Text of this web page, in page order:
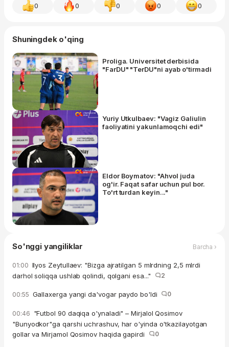
0 0 0 0 0
Shuningdek o'qing
Proliga. Universitet derbisida
"FarDU" "TerDU"ni ayab o'tirmadi
Yuriy Utkulbaev: "Vagiz Galiulin
faoliyatini yakunlamoqchi edi"
Eldor Boymatov: "Ahvol juda
og'ir. Faqat safar uchun pul bor.
To'rt turdan keyin..."
So'nggi yangiliklar Barcha ›
01:00 Ilyos Zeytullaev: "Bizga ajratilgan 5 mlrdning 2,5 mlrdi
darhol soliqqa ushlab qolindi, qolgani esa..."
2
00:55 Gallaxerga yangi da'vogar paydo bo'ldi 0
00:46 "Futbol 90 daqiqa o'ynaladi" – Mirjalol Qosimov
"Bunyodkor"ga qarshi uchrashuv, har o'yinda o'tkazilayotgan
gollar va Mirjamol Qosimov haqida gapirdi
0